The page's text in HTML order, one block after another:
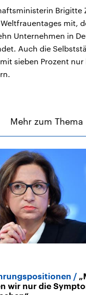
Brigitte
mit,
Unternehmen in
Auch die
sieben Prozent
Mehr zum Thema
wir nur die